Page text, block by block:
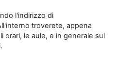
l'indirizzo di
troverete, appena
orari, le aule, e in generale sul